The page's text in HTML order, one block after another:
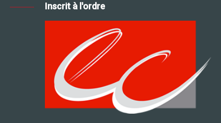
Inscrit à l'ordre